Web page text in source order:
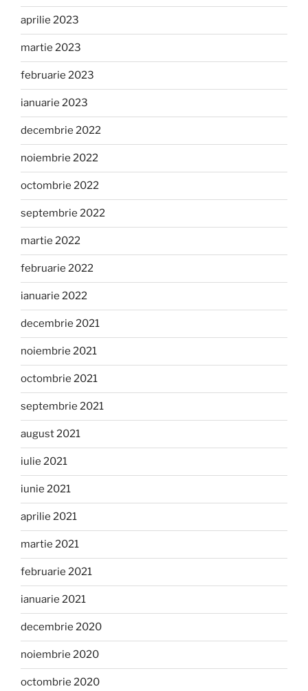
aprilie 2023
martie 2023
februarie 2023
ianuarie 2023
decembrie 2022
noiembrie 2022
octombrie 2022
septembrie 2022
martie 2022
februarie 2022
ianuarie 2022
decembrie 2021
noiembrie 2021
octombrie 2021
septembrie 2021
august 2021
iulie 2021
iunie 2021
aprilie 2021
martie 2021
februarie 2021
ianuarie 2021
decembrie 2020
noiembrie 2020
octombrie 2020